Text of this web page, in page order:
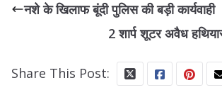
नशे के खिलाफ बूंदी पुलिस की बड़ी कार्यवाही
2 शार्प शूटर अवैध
Share This Post: